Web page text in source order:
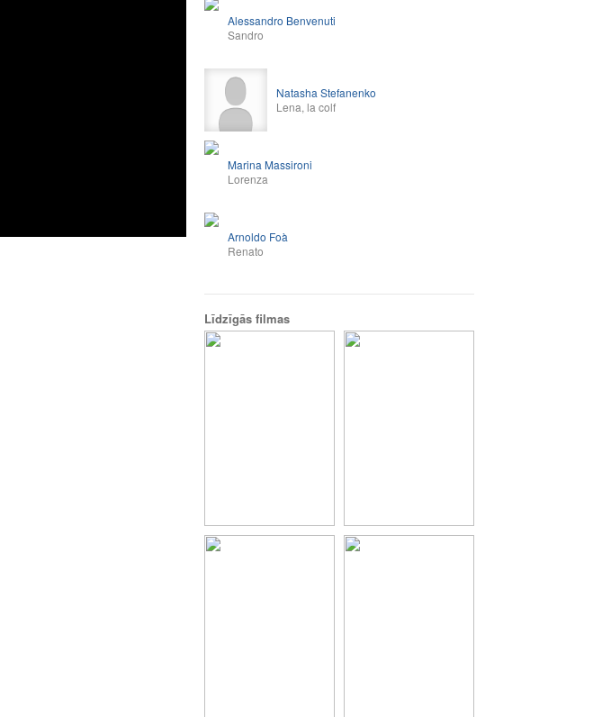
Alessandro Benvenuti
Sandro
Natasha Stefanenko
Lena, la colf
Marina Massironi
Lorenza
Arnoldo Foà
Renato
Līdzīgās filmas